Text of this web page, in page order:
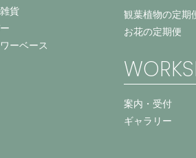
貨
ーベース
観葉植物の定期
お花の定期便
案内・受付
ギャラリー